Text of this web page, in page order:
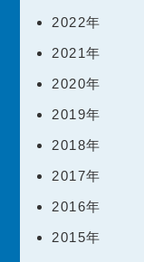
2022年
2021年
2020年
2019年
2018年
2017年
2016年
2015年